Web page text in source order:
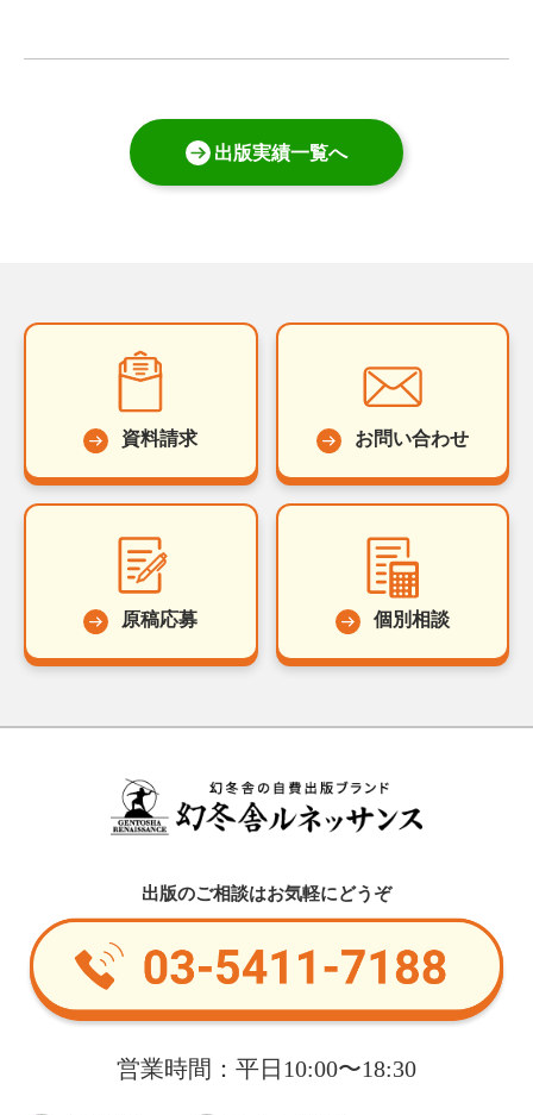
出版実績一覧へ
資料請求 お問い合わせ
原稿応募 個別相談
出版のご相談はお気軽にどうぞ
営業時間：平日10:00〜18:30